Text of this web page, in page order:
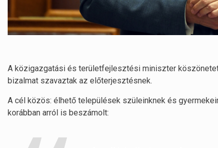
A közigazgatási és területfejlesztési miniszter
bizalmat szavaztak az előterjesztésnek.
A cél közös: élhető települések szüleinknek és
korábban arról is beszámolt: